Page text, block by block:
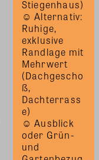
☺ Alternativ:
Ruhige,
exklusive
Randlage mit
Mehrwert
(Dachgescho
ß,
Dachterrass
e)
☺ Ausblick
oder Grün-
und